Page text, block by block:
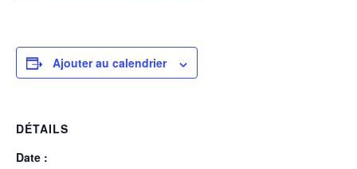
Ajouter au calendrier
DÉTAILS
Date :